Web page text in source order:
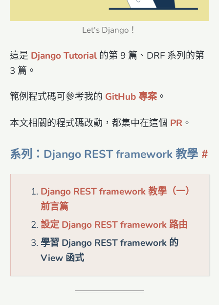
Let's Django！
這是 Django Tutorial 的第 9 篇、DRF 系列的第
3 篇。
範例程式碼可參考我的 GitHub 專案 。
本文相關的程式碼改動，都集中在這個 PR 。
系列：Django REST framework 教學
Django REST framework 教學（一）
前言篇
設定 Django REST framework 路由
學習 Django REST framework 的
View 函式